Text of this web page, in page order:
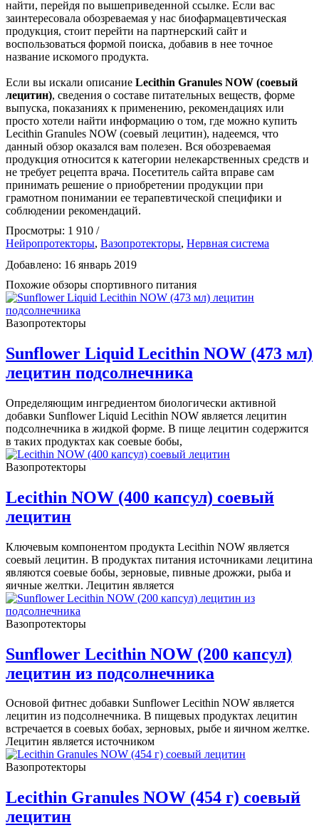
найти, перейдя по вышеприведенной ссылке. Если вас
заинтересовала обозреваемая у нас биофармацевтическая
продукция, стоит перейти на партнерский сайт и
воспользоваться формой поиска, добавив в нее точное
название искомого продукта.
Если вы искали описание Lecithin Granules NOW (соевый
лецитин), сведения о составе питательных веществ, форме
выпуска, показаниях к применению, рекомендациях или
просто хотели найти информацию о том, где можно купить
Lecithin Granules NOW (соевый лецитин), надеемся, что
данный обзор оказался вам полезен. Вся обозреваемая
продукция относится к категории нелекарственных средств и
не требует рецепта врача. Посетитель сайта вправе сам
принимать решение о приобретении продукции при
грамотном понимании ее терапевтической специфики и
соблюдении рекомендаций.
Просмотры: 1 910 /
Нейропротекторы, Вазопротекторы, Нервная система
Добавлено: 16 январь 2019
Похожие обзоры спортивного питания
Вазопротекторы
Sunflower Liquid Lecithin NOW (473 мл)
лецитин подсолнечника
Определяющим ингредиентом биологически активной
добавки Sunflower Liquid Lecithin NOW является лецитин
подсолнечника в жидкой форме. В пище лецитин содержится
в таких продуктах как соевые бобы,
Вазопротекторы
Lecithin NOW (400 капсул) соевый
лецитин
Ключевым компонентом продукта Lecithin NOW является
соевый лецитин. В продуктах питания источниками лецитина
являются соевые бобы, зерновые, пивные дрожжи, рыба и
яичные желтки. Лецитин является
Вазопротекторы
Sunflower Lecithin NOW (200 капсул)
лецитин из подсолнечника
Основой фитнес добавки Sunflower Lecithin NOW является
лецитин из подсолнечника. В пищевых продуктах лецитин
встречается в соевых бобах, зерновых, рыбе и яичном желтке.
Лецитин является источником
Вазопротекторы
Lecithin Granules NOW (454 г) соевый
лецитин